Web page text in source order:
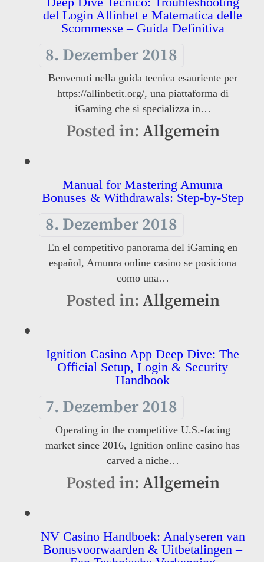
del Login Allinbet e Matematica delle
Scommesse – Guida Definitiva
8. Dezember 2018
Benvenuti nella guida tecnica esauriente per
https://allinbetit.org/, una piattaforma di
iGaming che si specializza in…
Posted in: Allgemein
Manual for Mastering Amunra
Bonuses & Withdrawals: Step-by-Step
8. Dezember 2018
En el competitivo panorama del iGaming en
español, Amunra online casino se posiciona
como una…
Posted in: Allgemein
Ignition Casino App Deep Dive: The
Official Setup, Login & Security
Handbook
7. Dezember 2018
Operating in the competitive U.S.-facing
market since 2016, Ignition online casino has
carved a niche…
Posted in: Allgemein
NV Casino Handboek: Analyseren van
Bonusvoorwaarden & Uitbetalingen –